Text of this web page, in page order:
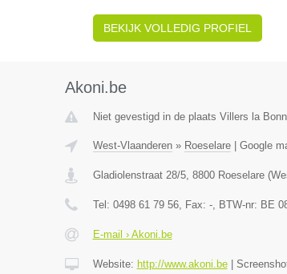
BEKIJK VOLLEDIG PROFIEL
Akoni.be
Niet gevestigd in de plaats Villers la
West-Vlaanderen» Roeselare| Google
Gladiolenstraat 28/5, 8800 Roeselare(
Tel: 0498 61 79 56, Fax: -, BTW-nr: BE
E-mail › Akoni.be
Website: http://www.akoni.be|